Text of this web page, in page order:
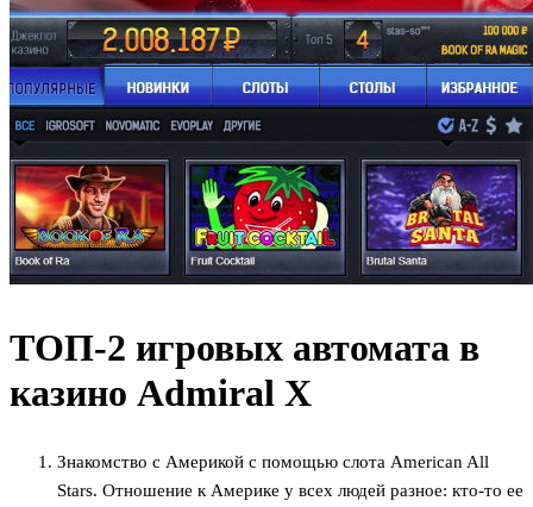
ТОП-2 игровых автомата в
казино Admiral X
Знакомство с Америкой с помощью слота American All
Stars. Отношение к Америке у всех людей разное: кто-то ее